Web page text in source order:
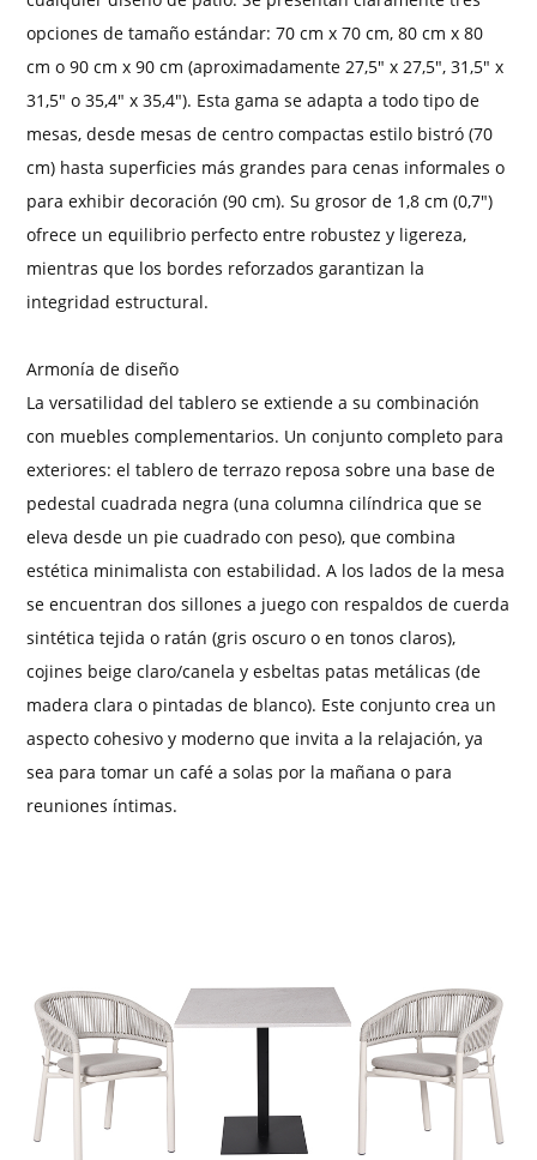
opciones de tamaño estándar: 70 cm x 70 cm, 80 cm x 80
cm o 90 cm x 90 cm (aproximadamente 27,5" x 27,5", 31,5" x
31,5" o 35,4" x 35,4"). Esta gama se adapta a todo tipo de
mesas, desde mesas de centro compactas estilo bistró (70
cm) hasta superficies más grandes para cenas informales o
para exhibir decoración (90 cm). Su grosor de 1,8 cm (0,7")
ofrece un equilibrio perfecto entre robustez y ligereza,
mientras que los bordes reforzados garantizan la
integridad estructural.
Armonía de diseño
La versatilidad del tablero se extiende a su combinación
con muebles complementarios. Un conjunto completo para
exteriores: el tablero de terrazo reposa sobre una base de
pedestal cuadrada negra (una columna cilíndrica que se
eleva desde un pie cuadrado con peso), que combina
estética minimalista con estabilidad. A los lados de la mesa
se encuentran dos sillones a juego con respaldos de cuerda
sintética tejida o ratán (gris oscuro o en tonos claros),
cojines beige claro/canela y esbeltas patas metálicas (de
madera clara o pintadas de blanco). Este conjunto crea un
aspecto cohesivo y moderno que invita a la relajación, ya
sea para tomar un café a solas por la mañana o para
reuniones íntimas.